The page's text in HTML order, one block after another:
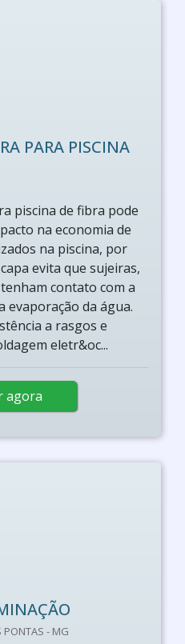
PARA PISCINA
piscina de fibra pode
na economia de
na piscina, por
evita que sujeiras,
contato com a
evaporação da água.
a rasgos e
eletr&oc...
agora
PONTAS - MG